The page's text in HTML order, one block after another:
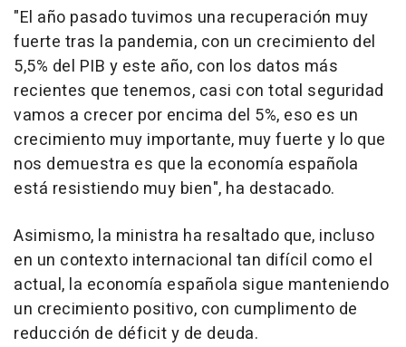
"El año pasado tuvimos una recuperación muy
fuerte tras la pandemia, con un crecimiento del
5,5% del PIB y este año, con los datos más
recientes que tenemos, casi con total seguridad
vamos a crecer por encima del 5%, eso es un
crecimiento muy importante, muy fuerte y lo que
nos demuestra es que la economía española
está resistiendo muy bien", ha destacado.
Asimismo, la ministra ha resaltado que, incluso
en un contexto internacional tan difícil como el
actual, la economía española sigue manteniendo
un crecimiento positivo, con cumplimento de
reducción de déficit y de deuda.